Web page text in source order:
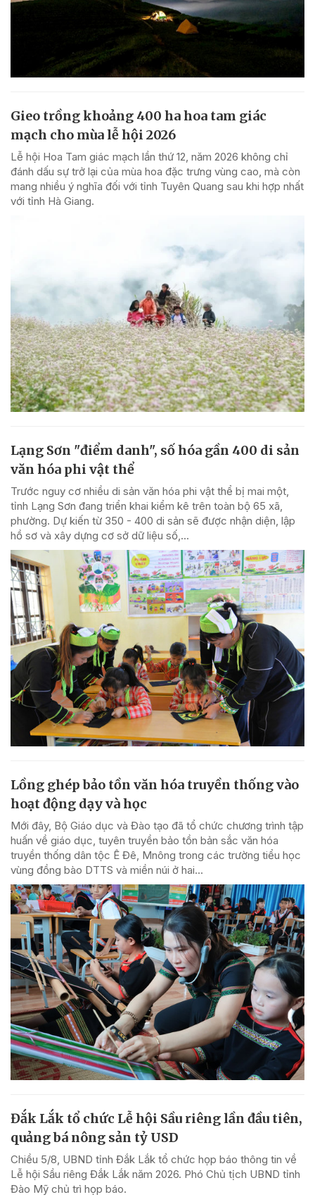
Gieo trồng khoảng 400 ha hoa tam giác
mạch cho mùa lễ hội 2026
Lễ hội Hoa Tam giác mạch lần thứ 12, năm 2026 không chỉ
đánh dấu sự trở lại của mùa hoa đặc trưng vùng cao, mà còn
mang nhiều ý nghĩa đối với tỉnh Tuyên Quang sau khi hợp nhất
với tỉnh Hà Giang.
Lạng Sơn "điểm danh", số hóa gần 400 di sản
văn hóa phi vật thể
Trước nguy cơ nhiều di sản văn hóa phi vật thể bị mai một,
tỉnh Lạng Sơn đang triển khai kiểm kê trên toàn bộ 65 xã,
phường. Dự kiến từ 350 - 400 di sản sẽ được nhận diện, lập
hồ sơ và xây dựng cơ sở dữ liệu số,...
Lồng ghép bảo tồn văn hóa truyền thống vào
hoạt động dạy và học
Mới đây, Bộ Giáo dục và Đào tạo đã tổ chức chương trình tập
huấn về giáo dục, tuyên truyền bảo tồn bản sắc văn hóa
truyền thống dân tộc Ê Đê, Mnông trong các trường tiểu học
vùng đồng bào DTTS và miền núi ở hai...
Đắk Lắk tổ chức Lễ hội Sầu riêng lần đầu tiên,
quảng bá nông sản tỷ USD
Chiều 5/8, UBND tỉnh Đắk Lắk tổ chức họp báo thông tin về
Lễ hội Sầu riêng Đắk Lắk năm 2026. Phó Chủ tịch UBND tỉnh
Đào Mỹ chủ trì họp báo.